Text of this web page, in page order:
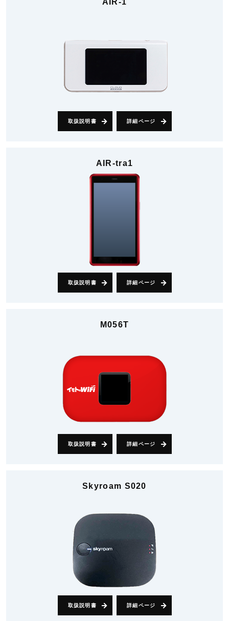
AIR-1
取扱説明書 詳細ページ
AIR-tra1
取扱説明書 詳細ページ
M056T
取扱説明書 詳細ページ
Skyroam S020
取扱説明書 詳細ページ